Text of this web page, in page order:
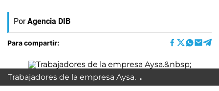
Por Agencia DIB
Para compartir:
Trabajadores de la empresa Aysa.